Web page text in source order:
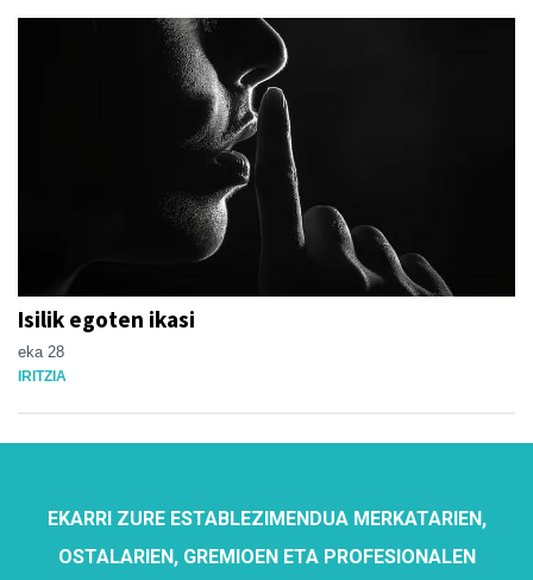
Isilik egoten ikasi
eka 28
IRITZIA
EKARRI ZURE ESTABLEZIMENDUA MERKATARIEN,
OSTALARIEN, GREMIOEN ETA PROFESIONALEN